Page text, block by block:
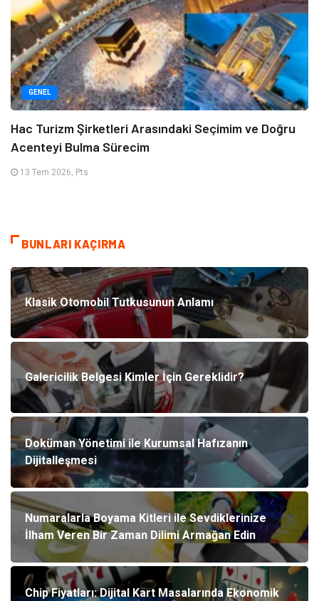
GENEL
Hac Turizm Şirketleri Arasındaki Seçimim ve Doğru
Acenteyi Bulma Sürecim
13 Tem 2026, Pts
BUNLARI KAÇIRMA
Klasik Otomobil Tutkusunun Anlamı
Galericilik Belgesi Kimler İçin Gereklidir?
Doküman Yönetimi ile Kurumsal Hafızanın
Dijitalleşmesi
Numaralarla Boyama Kitleri ile Sevdiklerinize
İlham Veren Bir Zaman Dilimi Armağan Edin
Chip Fiyatları: Dijital Kart Masalarında Ekonomik